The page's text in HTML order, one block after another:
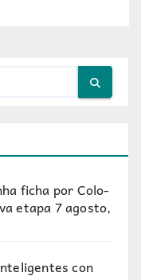
ficha por Colo-
etapa7 agosto,
con